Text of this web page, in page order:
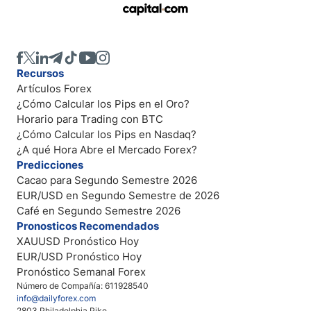
Número de Compañía: 611928540
info@dailyforex.com
Recursos
Artículos Forex
¿Cómo Calcular los Pips en el Oro?
Horario para Trading con BTC
¿Cómo Calcular los Pips en Nasdaq?
¿A qué Hora Abre el Mercado Forex?
Predicciones
Cacao para Segundo Semestre 2026
EUR/USD en Segundo Semestre de 2026
Café en Segundo Semestre 2026
Pronosticos Recomendados
XAUUSD Pronóstico Hoy
EUR/USD Pronóstico Hoy
Pronóstico Semanal Forex